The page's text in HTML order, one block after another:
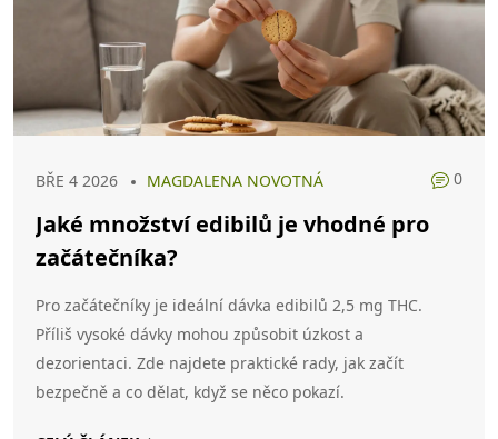
BŘE 4 2026 MAGDALENA NOVOTNÁ 0
Jaké množství edibilů je vhodné pro
začátečníka?
Pro začátečníky je ideální dávka edibilů 2,5 mg THC.
Příliš vysoké dávky mohou způsobit úzkost a
dezorientaci. Zde najdete praktické rady, jak začít
bezpečně a co dělat, když se něco pokazí.